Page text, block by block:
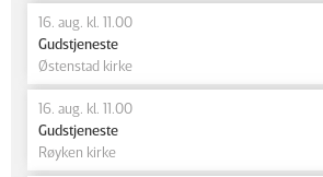
16. aug. kl. 11.00
Gudstjeneste
Østenstad kirke
16. aug. kl. 11.00
Gudstjeneste
Røyken kirke